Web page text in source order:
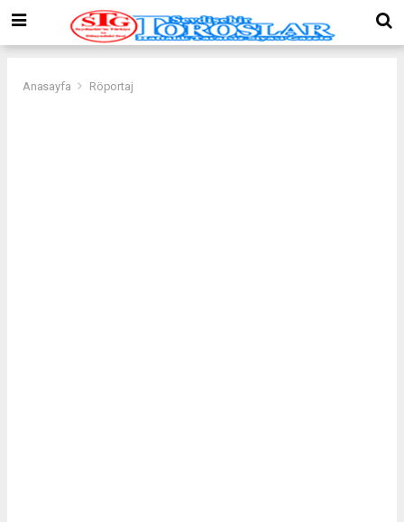
Anasayfa Röportaj